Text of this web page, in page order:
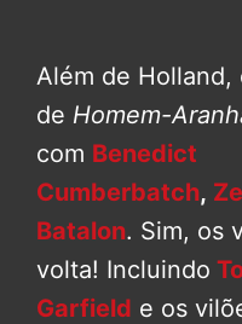
Além de Holland,
de Homem-
com Benedict
Cumberbatch,
Batalon. Sim, os
volta! Incluindo
Garfield e os